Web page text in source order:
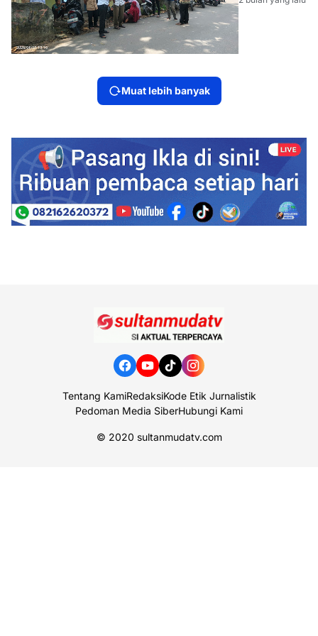
Pasutri,
Muat lebih banyak
Tentang KamiRedaksiKode Etik Jurnalistik
Pedoman Media SiberHubungi Kami
© 2020 sultanmudatv.com